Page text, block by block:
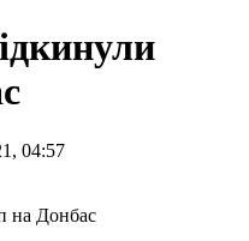
04:57